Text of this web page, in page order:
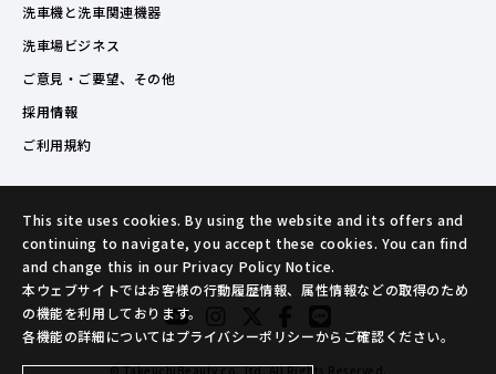
洗車機と洗車関連機器
洗車場ビジネス
ご意見・ご要望、その他
採用情報
ご利用規約
© TakeuchiBeauty co.,ltd. All Rights Reserved.
This site uses cookies. By using the website and its offers and
continuing to navigate, you accept these cookies. You can find
and change this in our Privacy Policy Notice.
本ウェブサイトではお客様の行動履歴情報、属性情報などの取得のため
の機能を利用しております。
各機能の詳細についてはプライバシーポリシーからご確認ください。